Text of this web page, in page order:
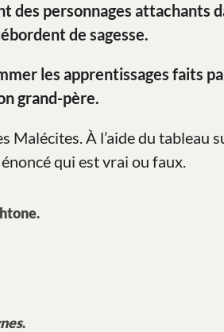
des personnages attachants
de sagesse.
les apprentissages faits
grand-père.
Malécites. À l’aide du tableau
énoncé qui est vrai ou faux.
.